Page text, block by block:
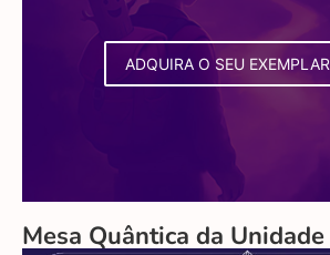
ADQUIRA O SEU EXEMPLAR
Mesa Quântica da Unidade